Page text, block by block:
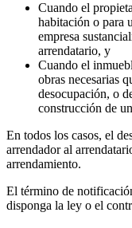
Cuando el
habitación o para
empresa
arrendatario, y
Cuando el
obras necesarias
desocupación, o
construcción de
En todos los casos, el
arrendador al
arrendamiento.
El término de
disponga la ley o el